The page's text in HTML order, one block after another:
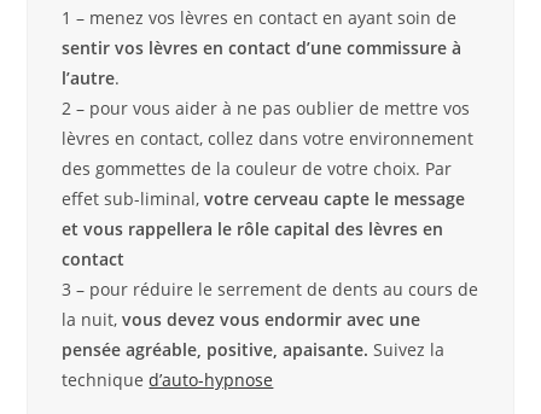
1 – menez vos lèvres en contact en ayant soin de
sentir vos lèvres en contact d’une commissure à
l’autre.
2 – pour vous aider à ne pas oublier de mettre vos
lèvres en contact, collez dans votre environnement
des gommettes de la couleur de votre choix. Par
effet sub-liminal,votre cerveau capte le message
et vous rappellera le rôle capital des lèvres en
contact
3 – pour réduire le serrement de dents au cours de
la nuit,vous devez vous endormir avec une
pensée agréable, positive, apaisante. Suivez la
techniqued’auto-hypnose